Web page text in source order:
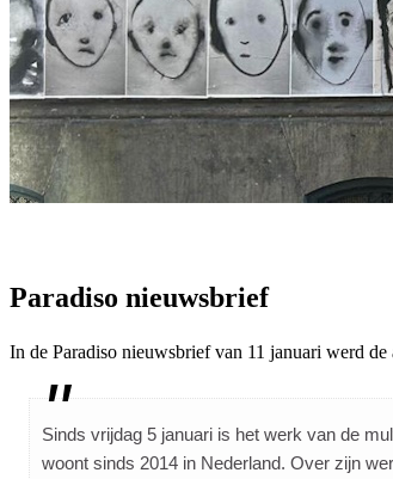
Paradiso nieuwsbrief
In de Paradiso nieuwsbrief van 11 januari werd
Sinds vrijdag 5 januari is het werk van de
woont sinds 2014 in Nederland. Over zijn